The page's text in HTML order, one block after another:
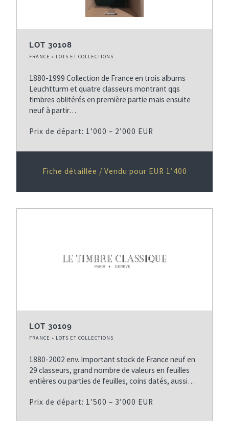
LOT 30108
FRANCE » LOTS ET COLLECTIONS
1880-1999 Collection de France en trois albums
Leuchtturm et quatre classeurs montrant qqs
timbres oblitérés en première partie mais ensuite
neuf à partir…
Prix de départ: 1’000 – 2’000 EUR
Fiche détaillée / Vendu pour EUR 1’400
LOT 30109
FRANCE » LOTS ET COLLECTIONS
1880-2002 env. Important stock de France neuf en
29 classeurs, grand nombre de valeurs en feuilles
entières ou parties de feuilles, coins datés, aussi…
Prix de départ: 1’500 – 3’000 EUR